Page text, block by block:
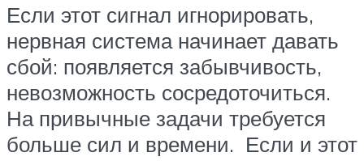
Если этот сигнал игнорировать,
нервная система начинает давать
сбой: появляется забывчивость,
невозможность сосредоточиться.
На привычные задачи требуется
больше сил и времени. Если и этот